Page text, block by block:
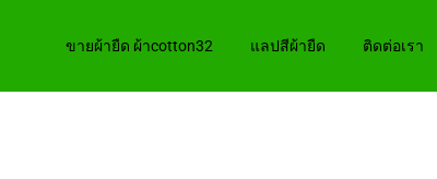
ขายผ้ายืด ผ้าcotton32 แลปสีผ้ายืด ติดต่อเรา